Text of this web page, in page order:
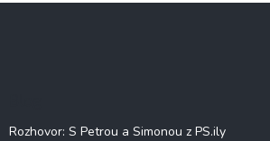
Rozhovor: S Petrou a Simonou z PS.ily